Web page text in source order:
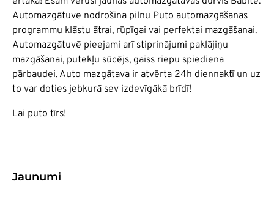
Automazgātuve nodrošina pilnu Puto automazgāšanas
programmu klāstu ātrai, rūpīgai vai perfektai mazgāšanai.
Automazgātuvē pieejami arī stiprinājumi paklājiņu
mazgāšanai, putekļu sūcējs, gaiss riepu spiediena
pārbaudei. Auto mazgātava ir atvērta 24h diennaktī un uz
to var doties jebkurā sev izdevīgākā brīdī!
Lai puto tīrs!
Jaunumi